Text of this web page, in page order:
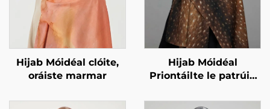
Hijab Móidéal clóite,
oráiste marmar
Hijab Móidéal
Priontáilte le patrúin
fawn